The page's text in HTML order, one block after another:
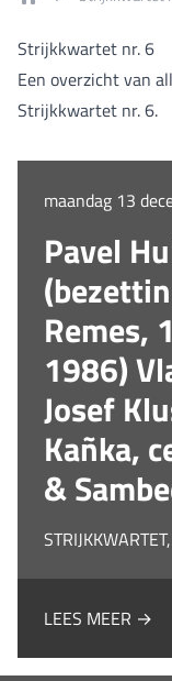
Strijkkwartet nr. 6
Een overzicht van
Strijkkwartet nr. 6.
maandag 13
Pavel
Remes,
1986)
Josef
Kañka,
&
LEES MEER →